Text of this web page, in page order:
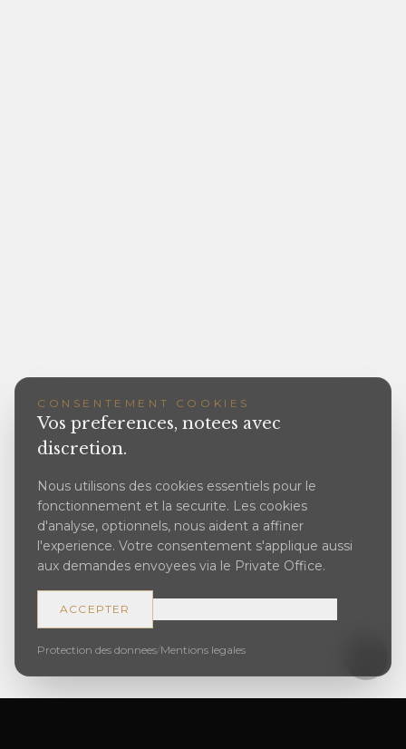
CONSENTEMENT COOKIES
Vos preferences, notees avec
discretion.
Nous utilisons des cookies essentiels pour le
fonctionnement et la securite. Les cookies
d'analyse, optionnels, nous aident a affiner
l'experience. Votre consentement s'applique aussi
aux demandes envoyees via le Private Office.
ACCEPTER
Protection des donnees/Mentions legales